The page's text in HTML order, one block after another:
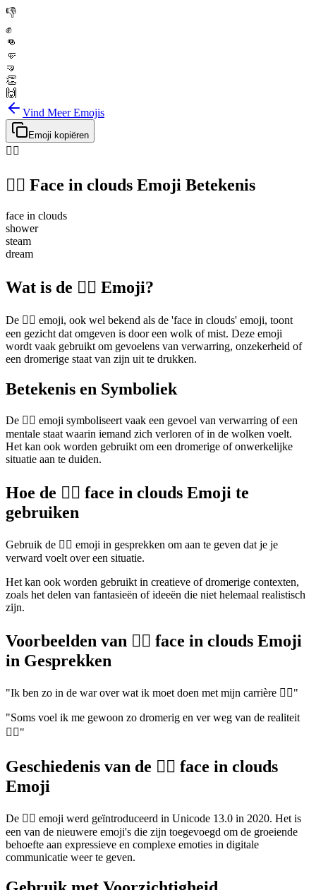
👎
✊
👊
🤛
🤜
👏
🙌
Vind Meer Emojis
Emoji kopiëren
😶‍🌫️
😶‍🌫️ Face in clouds Emoji Betekenis
face in clouds
shower
steam
dream
Wat is de 😶‍🌫️ Emoji?
De 😶‍🌫️ emoji, ook wel bekend als de 'face in clouds' emoji, toont
een gezicht dat omgeven is door een wolk of mist. Deze emoji
wordt vaak gebruikt om gevoelens van verwarring, onzekerheid of
een dromerige staat van zijn uit te drukken.
Betekenis en Symboliek
De 😶‍🌫️ emoji symboliseert vaak een gevoel van verwarring of een
mentale staat waarin iemand zich verloren of in de wolken voelt.
Het kan ook worden gebruikt om een dromerige of onwerkelijke
situatie aan te duiden.
Hoe de 😶‍🌫️ face in clouds Emoji te
gebruiken
Gebruik de 😶‍🌫️ emoji in gesprekken om aan te geven dat je je
verward voelt over een situatie.
Het kan ook worden gebruikt in creatieve of dromerige contexten,
zoals het delen van fantasieën of ideeën die niet helemaal realistisch
zijn.
Voorbeelden van 😶‍🌫️ face in clouds Emoji
in Gesprekken
"Ik ben zo in de war over wat ik moet doen met mijn carrière 😶‍🌫️"
"Soms voel ik me gewoon zo dromerig en ver weg van de realiteit
😶‍🌫️"
Geschiedenis van de 😶‍🌫️ face in clouds
Emoji
De 😶‍🌫️ emoji werd geïntroduceerd in Unicode 13.0 in 2020. Het is
een van de nieuwere emoji's die zijn toegevoegd om de groeiende
behoefte aan expressieve en complexe emoties in digitale
communicatie weer te geven.